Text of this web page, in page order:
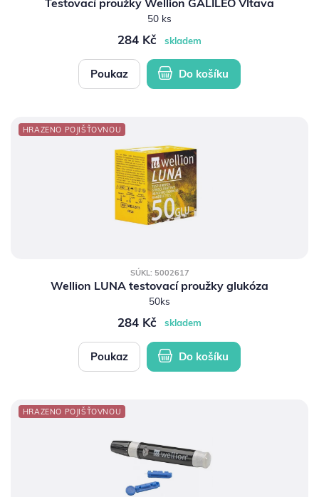
Testovací proužky Wellion GALILEO Vltava
50 ks
284 Kč skladem
Poukaz Do košíku
HRAZENO POJIŠŤOVNOU
SÚKL: 5002617
Wellion LUNA testovací proužky glukóza
50ks
284 Kč skladem
Poukaz Do košíku
HRAZENO POJIŠŤOVNOU